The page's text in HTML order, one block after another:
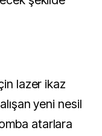
lazer ikaz
yeni nesil
atarlara